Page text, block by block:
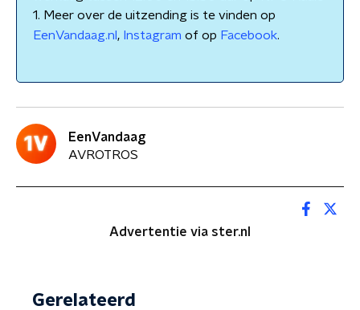
1. Meer over de uitzending is te vinden op
EenVandaag.nl , Instagram of op Facebook.
EenVandaag
AVROTROS
Advertentie via ster.nl
Gerelateerd